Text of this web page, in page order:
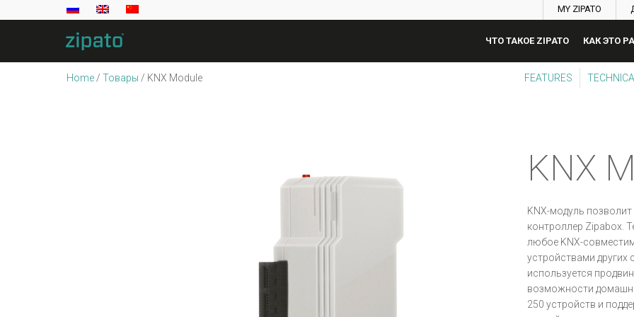
MY ZIPATO
ЧТО ТАКОЕ ZIPATO КАК ЭТО
Home/ Товары / KNX Module FEATURES
KNX
KNX-модуль
контроллер Zipabox.
любое KNX-
устройствами других
используется
возможности
250 устройств и